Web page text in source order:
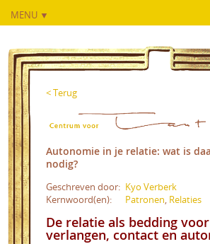
MENU ▼
< Terug
Autonomie in je relatie: wat is
nodig?
Geschreven door: Kyo Verberk
Kernwoord(en):
Patronen, Relaties
De relatie als bedding voor
verlangen, contact en